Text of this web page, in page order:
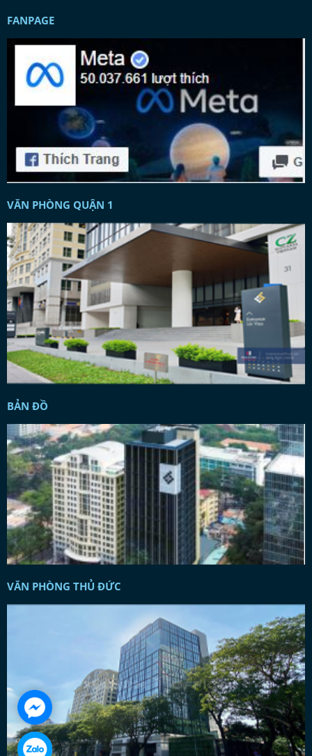
FANPAGE
VĂN PHÒNG QUẬN 1
BẢN ĐỒ
VĂN PHÒNG THỦ ĐỨC